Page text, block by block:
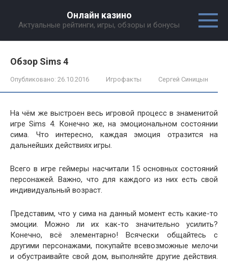
контенту
Онлайн казино
Актуальные рейтинги, игры, обзоры и бонусы
Обзор Sims 4
Опубликовано: 26.10.2016 Игрофакты Сергей Синицын
На чём же выстроен весь игровой процесс в знаменитой
игре Sims 4. Конечно же, на эмоциональном состоянии
сима. Что интересно, каждая эмоция отразится на
дальнейших действиях игры.
Всего в игре геймеры насчитали 15 основных состояний
персонажей. Важно, что для каждого из них есть свой
индивидуальный возраст.
Представим, что у сима на данный момент есть какие-то
эмоции. Можно ли их как-то значительно усилить?
Конечно, всё элементарно! Всячески общайтесь с
другими персонажами, покупайте всевозможные мелочи
и обустраивайте свой дом, выполняйте другие действия.